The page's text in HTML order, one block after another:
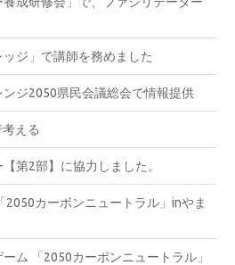
ッジ」で講師を務めました
ジ2050県民会議総会で情報提供
える
第2部】に協力しました。
2050カーボンニュートラル」inやま
ム 「2050カーボンニュートラル」